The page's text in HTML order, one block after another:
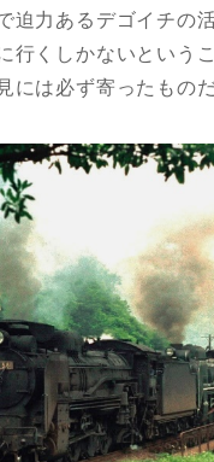
迫力あるデゴイチの
行くしかないという
には必ず寄ったものだ